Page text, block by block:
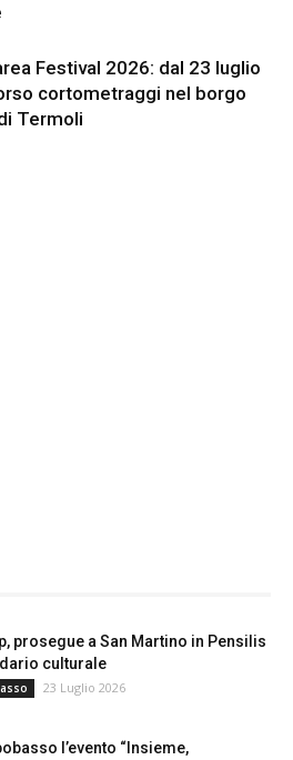
Festival 2026: dal 23 luglio
cortometraggi nel borgo
Termoli
prosegue a San Martino in Pensilis
culturale
23 Luglio 2026
l’evento “Insieme,